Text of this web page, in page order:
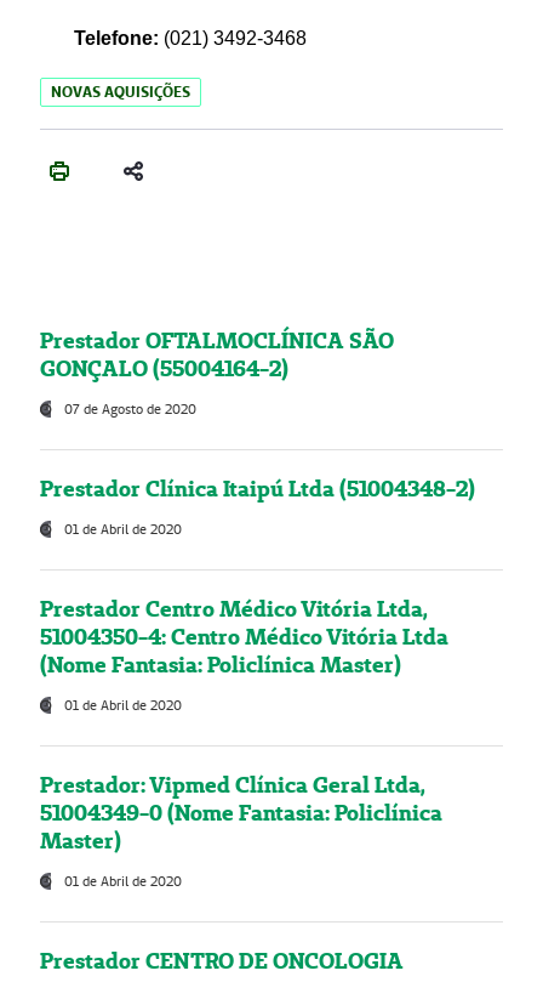
Telefone: (021) 3492-3468
NOVAS AQUISIÇÕES
Prestador OFTALMOCLÍNICA SÃO
GONÇALO (55004164-2)
07 de Agosto de 2020
Prestador Clínica Itaipú Ltda (51004348-2)
01 de Abril de 2020
Prestador Centro Médico Vitória Ltda,
51004350-4: Centro Médico Vitória Ltda
(Nome Fantasia: Policlínica Master)
01 de Abril de 2020
Prestador: Vipmed Clínica Geral Ltda,
51004349-0 (Nome Fantasia: Policlínica
Master)
01 de Abril de 2020
Prestador CENTRO DE ONCOLOGIA